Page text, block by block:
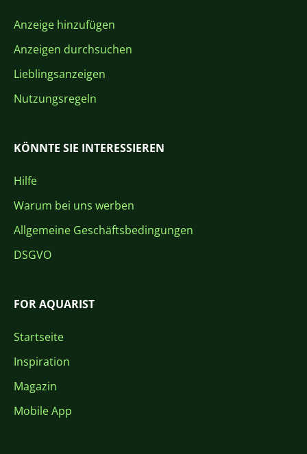
Anzeige hinzufügen
Anzeigen durchsuchen
Lieblingsanzeigen
Nutzungsregeln
KÖNNTE SIE INTERESSIEREN
Hilfe
Warum bei uns werben
Allgemeine Geschäftsbedingungen
DSGVO
FOR AQUARIST
Startseite
Inspiration
Magazin
Mobile App